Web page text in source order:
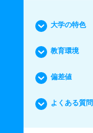
大学の特色
教育環境
偏差値
よくある質問